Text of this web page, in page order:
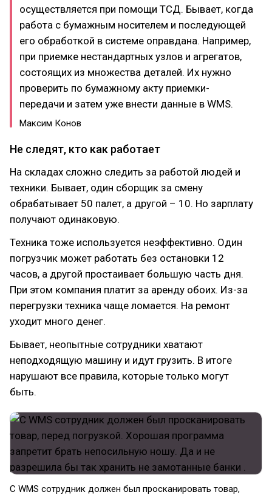
осуществляется при помощи ТСД. Бывает, когда
работа с бумажным носителем и последующей
его обработкой в системе оправдана. Например,
при приемке нестандартных узлов и агрегатов,
состоящих из множества деталей. Их нужно
проверить по бумажному акту приемки-
передачи и затем уже внести данные в WMS.
Максим Конов
Не следят, кто как работает
На складах сложно следить за работой людей и
техники. Бывает, один сборщик за смену
обрабатывает 50 палет, а другой – 10. Но зарплату
получают одинаковую.
Техника тоже используется неэффективно. Один
погрузчик может работать без остановки 12
часов, а другой простаивает большую часть дня.
При этом компания платит за аренду обоих. Из-за
перегрузки техника чаще ломается. На ремонт
уходит много денег.
Бывает, неопытные сотрудники хватают
неподходящую машину и идут грузить. В итоге
нарушают все правила, которые только могут
быть.
С WMS сотрудник должен был просканировать товар,